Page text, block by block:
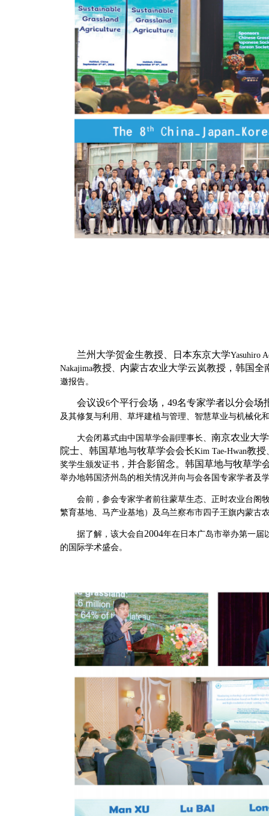
兰州大学贺金生教授、日本东京大学Yasuhiro A
Nakajima教授、 内蒙古农业大学云岚教授，韩国全
邀报告。
会议设6个平行会场， 49名专家学者以分会场
及其修复与利用、草坪建植与管理、智慧草业与机械化
大会闭幕式由中国草学会副理事长、 南京农业大
院士、韩国草地与牧草学会会长Kim Tae-Hwan教授
奖学生颁发证书 ， 并合影留念。韩国草地与牧草学
举办地韩国济州岛的相关情况并向与会各国专家学者及
会前， 参会专家学者前往蒙草生态、正时农业台阁
繁育基地、马产业基地）及乌兰察布市四子王旗内蒙古
据了解，该大会自 2004年在日本广岛市举办第一届
的国际学术盛会。